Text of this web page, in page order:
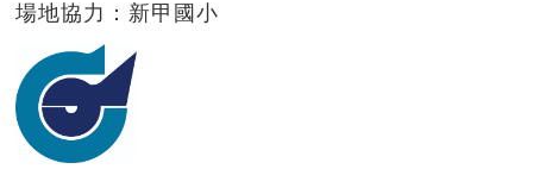
場地協力：新甲國小